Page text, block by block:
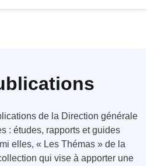
de la Direction générale
: études, rapports et guides
elles, « Les Thémas » de la
qui vise à apporter une